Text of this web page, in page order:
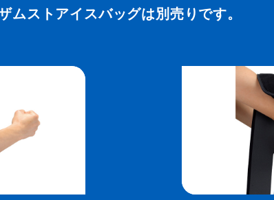
ムストアイスバッグは別売りです。